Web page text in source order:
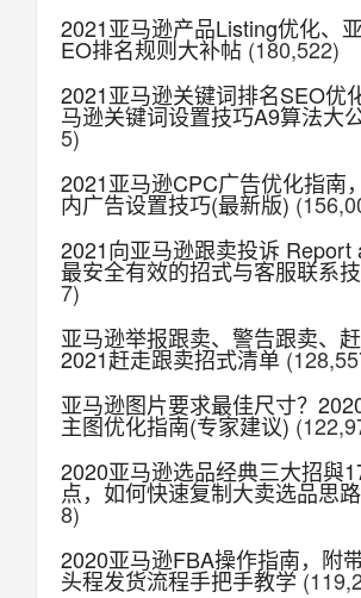
2021亚马逊产品Listing优化、
EO排名规则大补帖 (180,522)
2021亚马逊关键词排名SEO优
马逊关键词设置技巧A9算法大
5)
2021亚马逊CPC广告优化指南
内广告设置技巧(最新版)
2021向亚马逊跟卖投诉 Report
最安全有效的招式与客服联系
7)
亚马逊举报跟卖、警告跟卖、赶
2021赶走跟卖招式清单
亚马逊图片要求最佳尺寸？
主图优化指南(专家建议)
2020亚马逊选品经典三大招與
点，如何快速复制大卖选品思
8)
2020亚马逊FBA操作指南，附
头程发货流程手把手教学